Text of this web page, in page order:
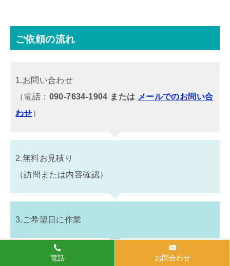
ご依頼の流れ
1.お問い合わせ
（電話： 090-7634-1904 または メールでのお問い合
わせ）
2.無料お見積り
（訪問または内容確認）
3.ご希望日に作業
電話 お問合わせ